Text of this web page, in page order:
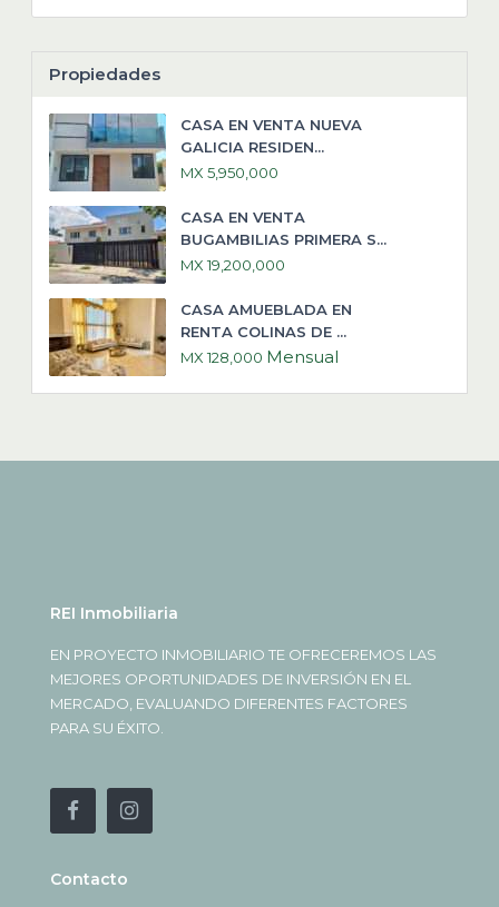
Propiedades
CASA EN VENTA NUEVA
GALICIA RESIDEN...
MX 5,950,000
CASA EN VENTA
BUGAMBILIAS PRIMERA S...
MX 19,200,000
CASA AMUEBLADA EN
RENTA COLINAS DE ...
MX 128,000 Mensual
REI Inmobiliaria
EN PROYECTO INMOBILIARIO TE OFRECEREMOS LAS
MEJORES OPORTUNIDADES DE INVERSIÓN EN EL
MERCADO, EVALUANDO DIFERENTES FACTORES
PARA SU ÉXITO.
Contacto